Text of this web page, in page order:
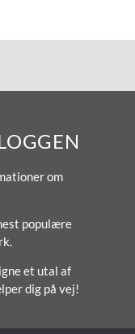
om
populære
et utal af
dig på vej!